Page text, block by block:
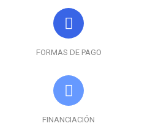
FORMAS DE PAGO
FINANCIACIÓN